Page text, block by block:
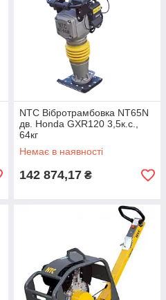
NTC Вібротрамбовка NT65N
дв. Honda GXR120 3,5к.с.,
64кг
Немає в наявності
142 874,17 ₴